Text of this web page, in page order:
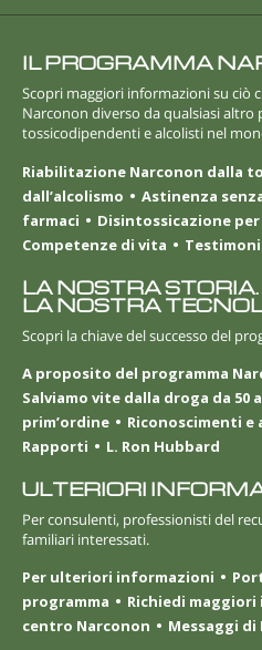
IL PROGRAMMA
Scopri maggiori informazioni su ciò
Narconon diverso da qualsiasi
tossicodipendenti e alcolisti nel
Riabilitazione Narconon dalla
dall’alcolismo
Astinenza
farmaci
Disintossicazione per
Competenze di vita
LA NOSTRA STORIA.
LA NOSTRA
Scopri la chiave del successo del
A proposito del programma
Salviamo vite dalla droga da 50
prim’ordine
Riconoscimenti
Rapporti
L. Ron Hubbard
ULTERIORI
Per consulenti, professionisti del
familiari interessati.
Per ulteriori informazioni
programma
Richiedi
centro Narconon
Messaggi